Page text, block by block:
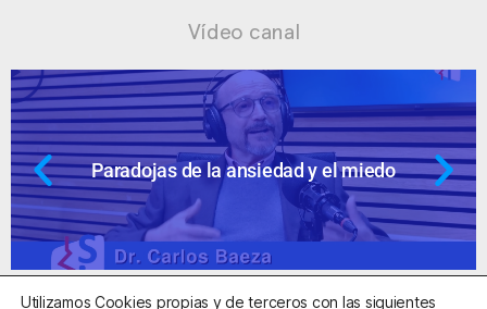
Vídeo canal
miedo Ansiedad: supuestos
Utilizamos Cookies propias y de terceros con las siguientes